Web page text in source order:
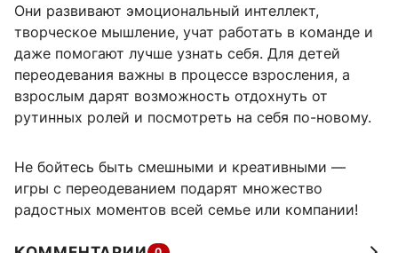
Они развивают эмоциональный интеллект,
творческое мышление, учат работать в команде и
даже помогают лучше узнать себя. Для детей
переодевания важны в процессе взросления, а
взрослым дарят возможность отдохнуть от
рутинных ролей и посмотреть на себя по-новому.
Не бойтесь быть смешными и креативными —
игры с переодеванием подарят множество
радостных моментов всей семье или компании!